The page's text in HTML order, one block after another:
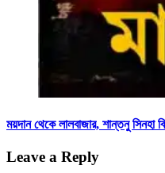
ময়দান থেকে লালবাজার, শান্তনু সিনহা
Leave a Reply